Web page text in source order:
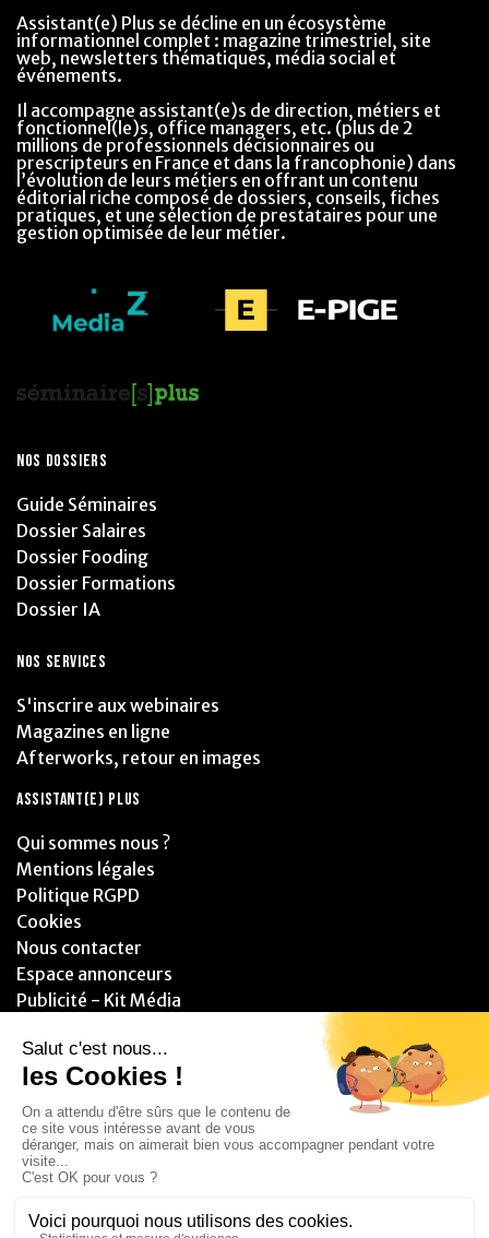
Assistant(e) Plus se décline en un écosystème
informationnel complet : magazine trimestriel, site
web, newsletters thématiques, média social et
événements.
Il accompagne assistant(e)s de direction, métiers et
fonctionnel(le)s, office managers, etc. (plus de 2
millions de professionnels décisionnaires ou
prescripteurs en France et dans la francophonie) dans
l’évolution de leurs métiers en offrant un contenu
éditorial riche composé de dossiers, conseils, fiches
pratiques, et une sélection de prestataires pour une
gestion optimisée de leur métier.
NOS DOSSIERS
Guide Séminaires
Dossier Salaires
Dossier Fooding
Dossier Formations
Dossier IA
NOS SERVICES
S'inscrire aux webinaires
Magazines en ligne
Afterworks, retour en images
ASSISTANT(E) PLUS
Qui sommes nous ?
Mentions légales
Politique RGPD
Cookies
Nous contacter
Espace annonceurs
Publicité - Kit Média
PARTENAIRES